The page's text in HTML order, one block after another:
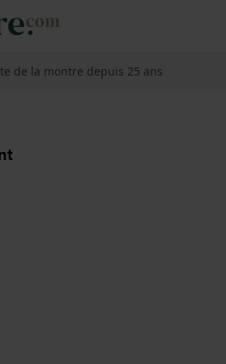
de la montre depuis 25 ans